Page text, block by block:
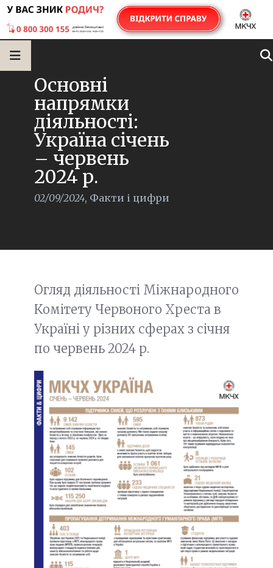
Основні
напрямки
діяльності:
Україна січень
– червень
2024 р.
02/09/2024, Факти і цифри
Огляд діяльності Міжнародного
Комітету Червоного Хреста в
Україні у різних сферах з січня
по червень 2024 р.